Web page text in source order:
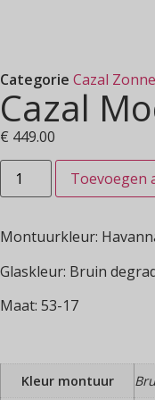
Categorie Cazal
Cazal
€ 449.00
Toevoegen
Montuurkleur:
Glaskleur: Bruin
Maat: 53-17
Kleur montuur